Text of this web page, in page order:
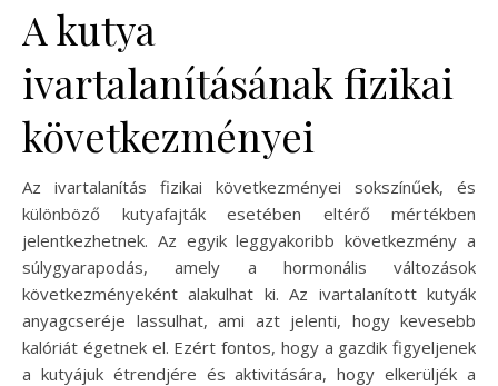
A kutya
ivartalanításának fizikai
következményei
Az ivartalanítás fizikai következményei sokszínűek, és
különböző kutyafajták esetében eltérő mértékben
jelentkezhetnek. Az egyik leggyakoribb következmény a
súlygyarapodás, amely a hormonális változások
következményeként alakulhat ki. Az ivartalanított kutyák
anyagcseréje lassulhat, ami azt jelenti, hogy kevesebb
kalóriát égetnek el. Ezért fontos, hogy a gazdik figyeljenek
a kutyájuk étrendjére és aktivitására, hogy elkerüljék a